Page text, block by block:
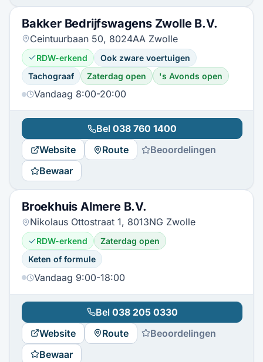
Bakker Bedrijfswagens Zwolle B.V.
Ceintuurbaan 50, 8024AA Zwolle
RDW-erkend
Ook zware voertuigen
Tachograaf
Zaterdag open 's Avonds open
Vandaag 8:00-20:00
Bel 038 760 1400
Website
Route
Beoordelingen
Bewaar
Broekhuis Almere B.V.
Nikolaus Ottostraat 1, 8013NG Zwolle
RDW-erkend
Zaterdag open
Keten of formule
Vandaag 9:00-18:00
Bel 038 205 0330
Website
Route
Beoordelingen
Bewaar